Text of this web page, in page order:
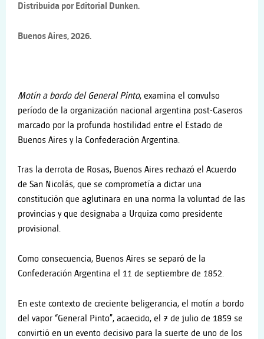
Distribuida por Editorial Dunken.
Buenos Aires, 2026.
Motín a bordo del General Pinto, examina el convulso
período de la organización nacional argentina post-Caseros
marcado por la profunda hostilidad entre el Estado de
Buenos Aires y la Confederación Argentina.
Tras la derrota de Rosas, Buenos Aires rechazó el Acuerdo
de San Nicolás, que se comprometía a dictar una
constitución que aglutinara en una norma la voluntad de las
provincias y que designaba a Urquiza como presidente
provisional.
Como consecuencia, Buenos Aires se separó de la
Confederación Argentina el 11 de septiembre de 1852.
En este contexto de creciente beligerancia, el motín a bordo
del vapor “General Pinto”, acaecido, el 7 de julio de 1859 se
convirtió en un evento decisivo para la suerte de uno de los